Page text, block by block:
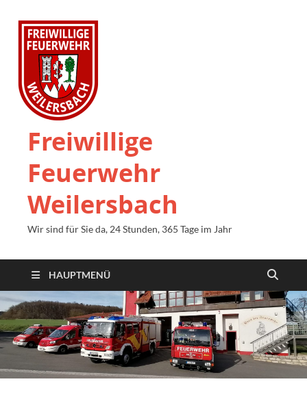
Freiwillige
Feuerwehr
Weilersbach
Wir sind für Sie da, 24 Stunden, 365 Tage im Jahr
HAUPTMENÜ